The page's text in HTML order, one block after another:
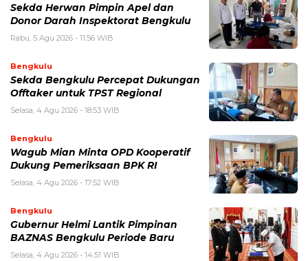
Sekda Herwan Pimpin Apel dan
Donor Darah Inspektorat Bengkulu
Rabu, 5 Agu 2026 - 11:56 WIB
Bengkulu
Sekda Bengkulu Percepat Dukungan
Offtaker untuk TPST Regional
Selasa, 4 Agu 2026 - 18:53 WIB
Bengkulu
Wagub Mian Minta OPD Kooperatif
Dukung Pemeriksaan BPK RI
Selasa, 4 Agu 2026 - 17:52 WIB
Bengkulu
Gubernur Helmi Lantik Pimpinan
BAZNAS Bengkulu Periode Baru
Selasa, 4 Agu 2026 - 14:51 WIB